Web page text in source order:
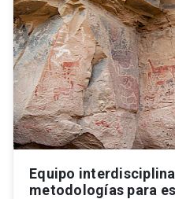
Equipo
metodologías para